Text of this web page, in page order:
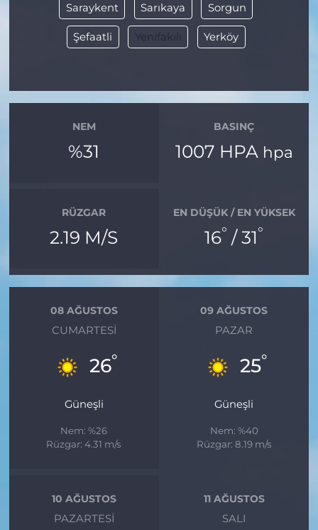
Saraykent Sarıkaya Sorgun
Şefaatli Yenifakılı Yerköy
NEM
%31
BASINÇ
1007 HPA hpa
RÜZGAR
2.19 M/S
EN DÜŞÜK / EN YÜKSEK
16° / 31°
08 AĞUSTOS
CUMARTESI
26°
Güneşli
Nem: %26
Rüzgar: 4.31 m/s
09 AĞUSTOS
PAZAR
25°
Güneşli
Nem: %40
Rüzgar: 8.19 m/s
10 AĞUSTOS
PAZARTESI
11 AĞUSTOS
SALI